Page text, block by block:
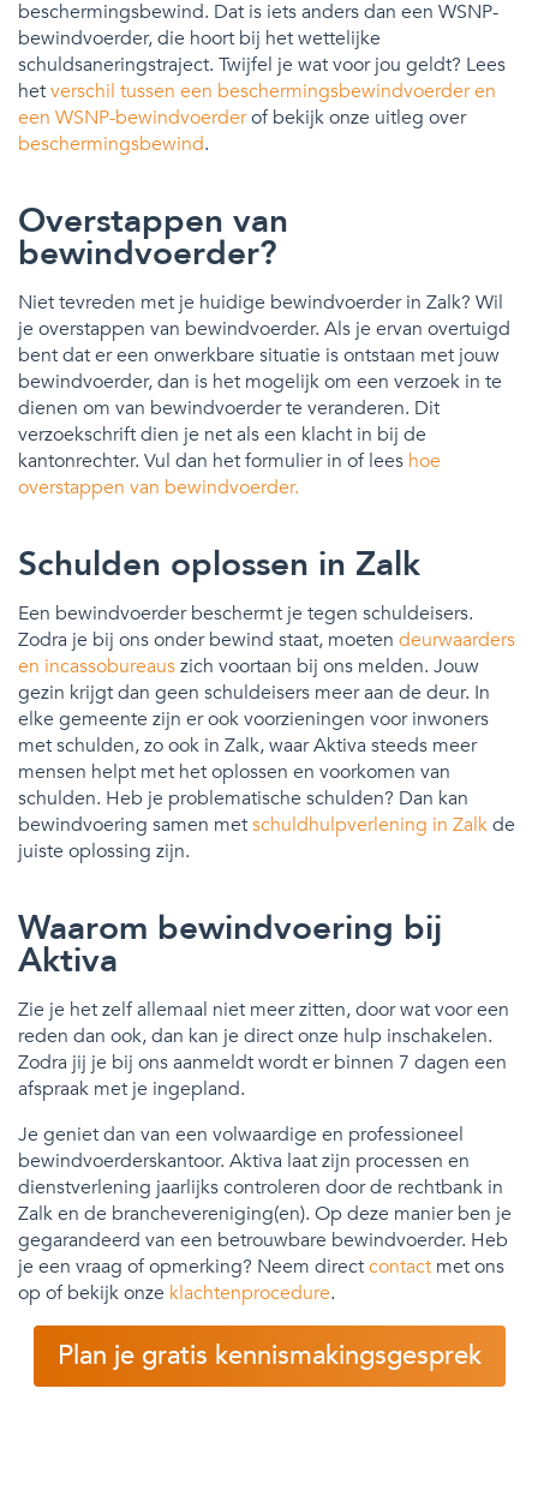
beschermingsbewind. Dat is iets anders dan een WSNP-
bewindvoerder, die hoort bij het wettelijke
schuldsaneringstraject. Twijfel je wat voor jou geldt? Lees
hetverschil tussen een beschermingsbewindvoerder en
een WSNP-bewindvoerderof bekijk onze uitleg over
beschermingsbewind.
Overstappen van
bewindvoerder?
Niet tevreden met je huidige bewindvoerder in Zalk? Wil
je overstappen van bewindvoerder. Als je ervan overtuigd
bent dat er een onwerkbare situatie is ontstaan met jouw
bewindvoerder, dan is het mogelijk om een verzoek in te
dienen om van bewindvoerder te veranderen. Dit
verzoekschrift dien je net als een klacht in bij de
kantonrechter. Vul dan het formulier in of lees hoe
overstappen van bewindvoerder.
Schulden oplossen in Zalk
Een bewindvoerder beschermt je tegen schuldeisers.
Zodra je bij ons onder bewind staat, moeten deurwaarders
en incassobureauszich voortaan bij ons melden. Jouw
gezin krijgt dan geen schuldeisers meer aan de deur. In
elke gemeente zijn er ook voorzieningen voor inwoners
met schulden, zo ook in Zalk, waar Aktiva steeds meer
mensen helpt met het oplossen en voorkomen van
schulden. Heb je problematische schulden? Dan kan
bewindvoering samen metschuldhulpverlening in Zalkde
juiste oplossing zijn.
Waarom bewindvoering bij
Aktiva
Zie je het zelf allemaal niet meer zitten, door wat voor een
reden dan ook, dan kan je direct onze hulp inschakelen.
Zodra jij je bij ons aanmeldt wordt er binnen 7 dagen een
afspraak met je ingepland.
Je geniet dan van een volwaardige en professioneel
bewindvoerderskantoor. Aktiva laat zijn processen en
dienstverlening jaarlijks controleren door de rechtbank in
Zalk en de branchevereniging(en). Op deze manier ben je
gegarandeerd van een betrouwbare bewindvoerder. Heb
je een vraag of opmerking? Neem directcontact met ons
op of bekijk onze klachtenprocedure.
Plan je gratis kennismakingsgesprek